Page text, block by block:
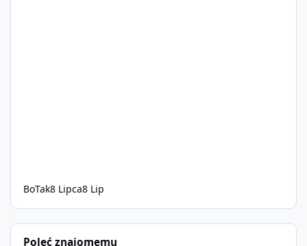
BoTak8 Lipca8 Lip
Poleć znajomemu